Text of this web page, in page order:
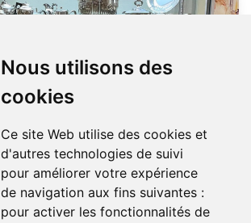
Nous utilisons des
cookies
Ce site Web utilise des cookies et
d'autres technologies de suivi
pour améliorer votre expérience
de navigation aux fins suivantes :
pour activer les fonctionnalités de